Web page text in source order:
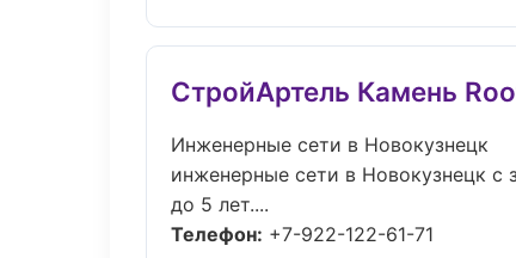
СтройАртель Камень
Инженерные сети в Новокузнецк
инженерные сети в Новокузнецк с
до 5 лет....
Телефон: +7-922-122-61-71